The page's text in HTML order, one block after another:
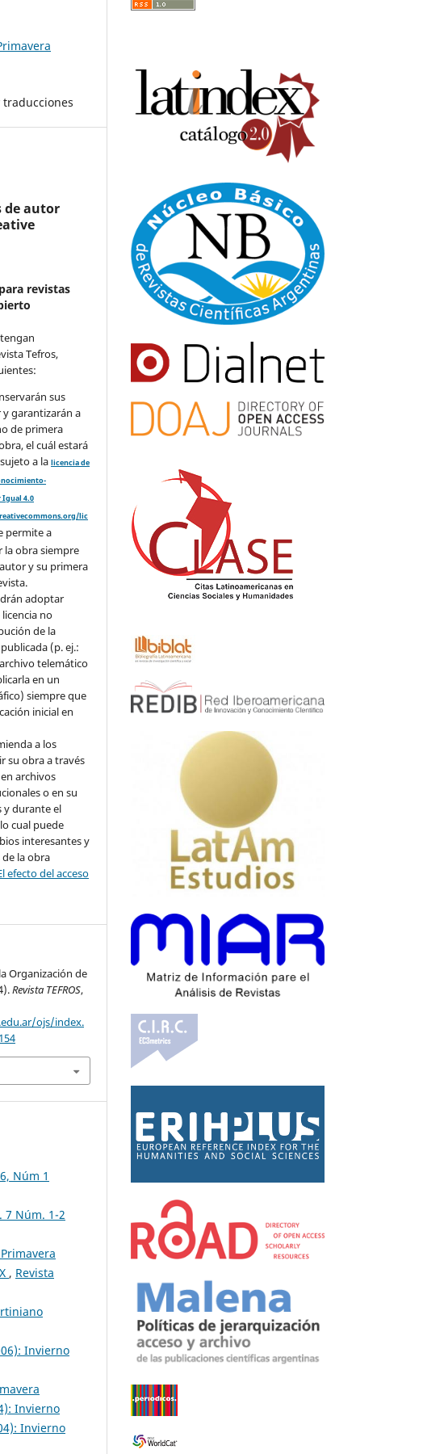
de autor
revistas
Tefros,
sus
garantizarán a
de primera
el cuál estará
a lalicencia de
Igual 4.0
lic
permite a
obra siempre
y su primera
adoptar
no
de la
(p. ej.:
telemático
en un
siempre que
inicial en
a los
su obra a través
archivos
o en su
y durante el
cual puede
interesantes y
la obra
efecto del acceso
Organización de
Revista TEFROS,
ojs/index.
Núm 1
7 Núm. 1-2
, Revista
Invierno
Invierno
Invierno